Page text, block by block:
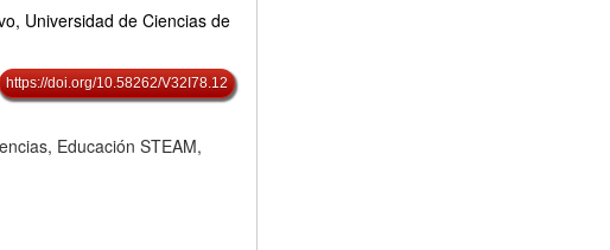
Universidad de Ciencias de
https://doi.org/10.58262/V32I78.12
Educación STEAM,